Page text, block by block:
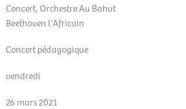
Concert, Orchestre Au Bahut
Beethoven l'Africain
Concert pédagogique
vendredi
26 mars 2021